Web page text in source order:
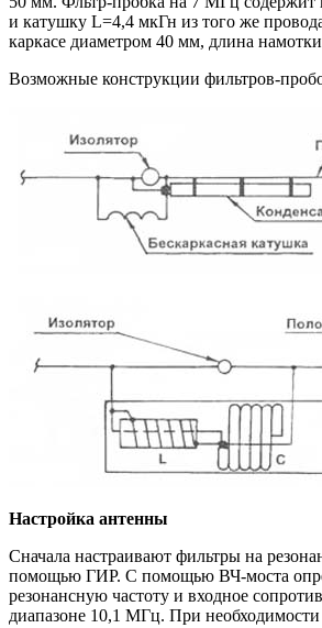
и катушку L=4,4 мкГн из того же
каркасе диаметром 40 мм, длина
Возможные конструкции фильтров-
Настройка антенны
Сначала настраивают фильтры на
помощью ГИР. С помощью ВЧ-моста
резонансную частоту и входное
диапазоне 10,1 МГц. При